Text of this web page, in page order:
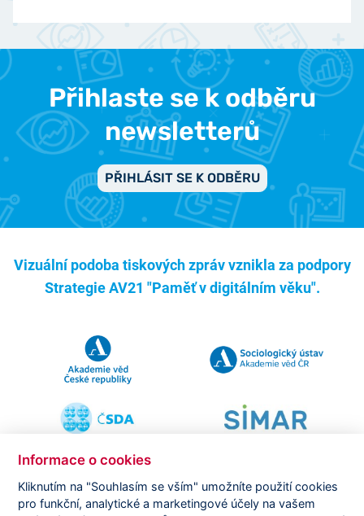
Přihlaste se k odběru
newsletterů
PŘIHLÁSIT SE K ODBĚRU
Vizuální podoba tiskových zpráv vznikla za podpory
Strategie AV21 "Paměť v digitálním věku".
Informace o cookies
Kliknutím na "Souhlasím se vším" umožníte použití cookies
pro funkční, analytické a marketingové účely na vašem